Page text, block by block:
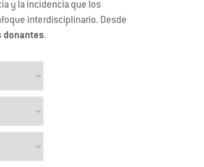
y la incidencia que los
interdisciplinario. Desde
donantes.